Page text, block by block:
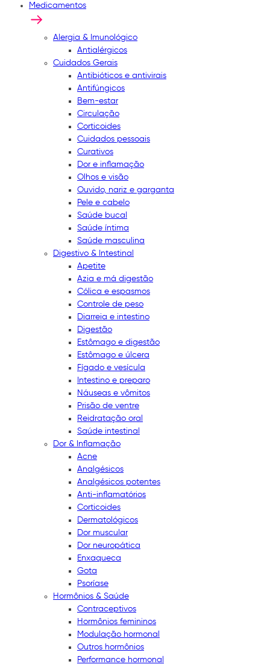
Medicamentos
Alergia & Imunológico
Antialérgicos
Cuidados Gerais
Antibióticos e antivirais
Antifúngicos
Bem-estar
Circulação
Corticoides
Cuidados pessoais
Curativos
Dor e inflamação
Olhos e visão
Ouvido, nariz e garganta
Pele e cabelo
Saúde bucal
Saúde íntima
Saúde masculina
Digestivo & Intestinal
Apetite
Azia e má digestão
Cólica e espasmos
Controle de peso
Diarreia e intestino
Digestão
Estômago e digestão
Estômago e úlcera
Fígado e vesícula
Intestino e preparo
Náuseas e vômitos
Prisão de ventre
Reidratação oral
Saúde intestinal
Dor & Inflamação
Acne
Analgésicos
Analgésicos potentes
Anti-inflamatórios
Corticoides
Dermatológicos
Dor muscular
Dor neuropática
Enxaqueca
Gota
Psoríase
Hormônios & Saúde
Contraceptivos
Hormônios femininos
Modulação hormonal
Outros hormônios
Performance hormonal